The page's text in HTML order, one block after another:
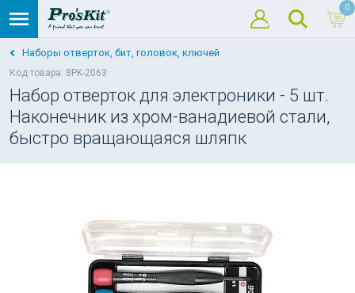
0
Наборы отверток, бит, головок, ключей
Код товара: 8PK-2063
Набор отверток для электроники - 5 шт.
Наконечник из хром-ванадиевой стали,
быстро вращающаяся шляпк